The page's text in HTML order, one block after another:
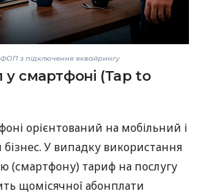
з підключення еквайрингу
у смартфоні (Tap to
орієнтований на мобільний і
У випадку використання
(смартфону) тариф на послугу
щомісячної абонплати